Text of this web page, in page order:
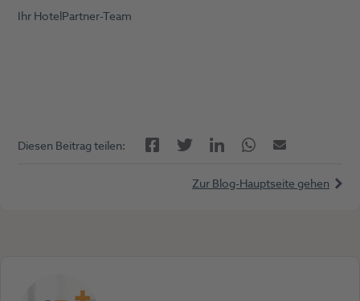
Ihr HotelPartner-Team
Diesen Beitrag teilen: FacebookTwitterLinkedInTwitterE-Mail
Zur Blog-Hauptseite gehen